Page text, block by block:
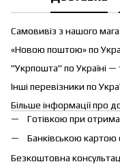
Самовивіз з нашого
«Новою поштою» по
"Укрпошта" по Україні —
Інші перевізники по
Більше інформації про
Готівкою при
Банківською картою
Безкоштовна